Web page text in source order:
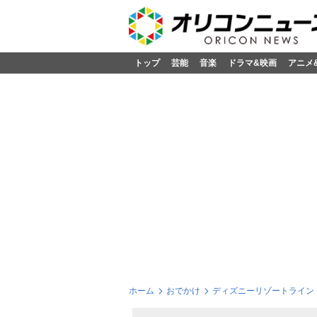
トップ 芸能 音楽 ドラマ&映画 アニメ
ホーム おでかけ ディズニーリゾートライン